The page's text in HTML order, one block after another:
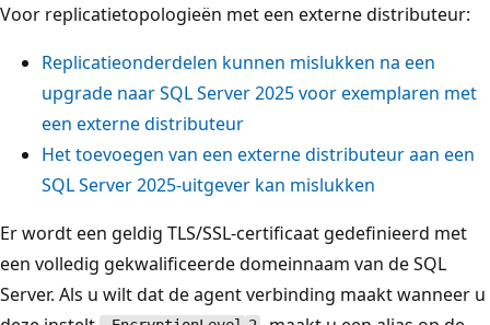
Voor replicatietopologieën met een externe distributeur:
Replicatieonderdelen kunnen mislukken na een
upgrade naar SQL Server 2025 voor exemplaren met
een externe distributeur
Het toevoegen van een externe distributeur aan een
SQL Server 2025-uitgever kan mislukken
Er wordt een geldig TLS/SSL-certificaat gedefinieerd met
een volledig gekwalificeerde domeinnaam van de SQL
Server. Als u wilt dat de agent verbinding maakt wanneer u